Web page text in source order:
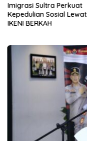
Imigrasi Sultra Perkuat
Kepedulian Sosial Lewat
IKENI BERKAH